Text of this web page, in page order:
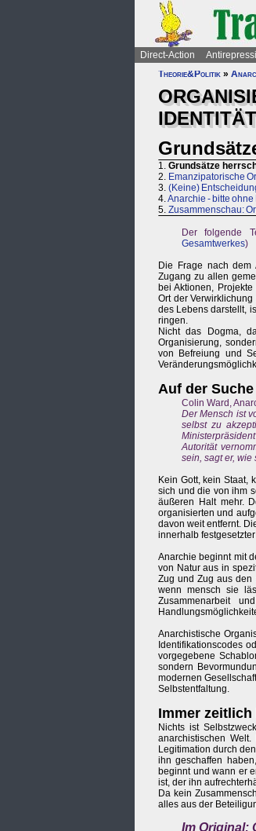
Direct-Action
Theorie&Politik »
1. Grundsätze
2. Emanzipatorische
3. (Keine)
4.Anarchie - bitte
5. Zusammenschau:
Der folgende
Gesamtwerkes)
Die Frage nach dem
Zugang zu allen
bei Aktionen,
Ort der
des Lebens darstellt,
ringen.
Nicht das Dogma,
Organisierung,
von Befreiung und
Auf der
Colin Ward,
Der Mensch ist
selbst zu
Autorität
sein, sagt er,
Kein Gott, kein Staat,
sich und die von ihm
äußeren Halt mehr.
organisierten und
davon weit entfernt.
innerhalb
Anarchie beginnt mit
von Natur aus in
Zug und Zug aus
wenn mensch sie
Zusammenarbeit
Anarchistische
Identifikationscodes
vorgegebene
sondern
modernen
Selbstentfaltung.
Immer
Nichts ist
anarchistischen
Legitimation durch
ihn geschaffen
beginnt und wann er
ist, der ihn
Da kein
alles aus der
Im Original: